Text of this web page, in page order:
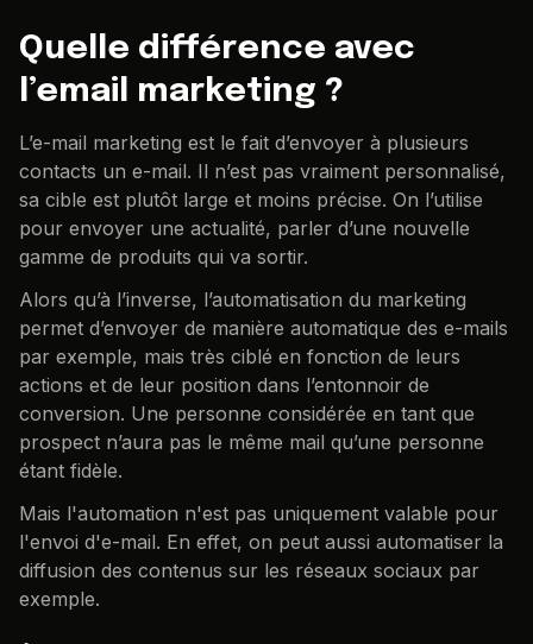
Quelle différence avec
l’email marketing ?
L’e-mail marketing est le fait d’envoyer à plusieurs
contacts un e-mail. Il n’est pas vraiment personnalisé,
sa cible est plutôt large et moins précise. On l’utilise
pour envoyer une actualité, parler d’une nouvelle
gamme de produits qui va sortir.
Alors qu’à l’inverse, l’automatisation du marketing
permet d’envoyer de manière automatique des e-mails
par exemple, mais très ciblé en fonction de leurs
actions et de leur position dans l’entonnoir de
conversion. Une personne considérée en tant que
prospect n’aura pas le même mail qu’une personne
étant fidèle.
Mais l'automation n'est pas uniquement valable pour
l'envoi d'e-mail. En effet, on peut aussi automatiser la
diffusion des contenus sur les réseaux sociaux par
exemple.